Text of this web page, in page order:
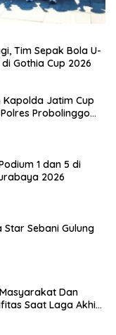
Tim Sepak Bola U-
Gothia Cup 2026
Jatim Cup
Probolinggo
1 dan 5 di
2026
Star Sebani Gulung
Dan
Saat Laga Akhir